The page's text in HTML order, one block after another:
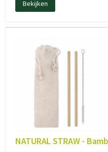
Bekijken
NATURAL STRAW -